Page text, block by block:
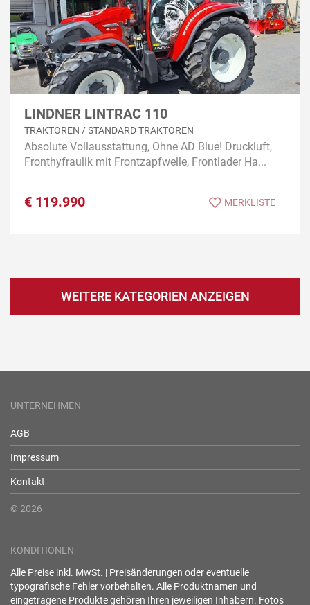
LINDNER LINTRAC 110
TRAKTOREN / STANDARD TRAKTOREN
Absolute Vollausstattung, Ohne AD Blue! Druckluft,
Fronthyfraulik mit Frontzapfwelle, Frontlader Ha...
€ 119.990 MERKLISTE
WEITERE KATEGORIEN ANZEIGEN
UNTERNEHMEN
AGB
Impressum
Kontakt
© 2026
KONDITIONEN
Alle Preise inkl. MwSt. | Preisänderungen oder eventuelle
typografische Fehler vorbehalten. Alle Produktnamen und
eingetragene Produkte gehören Ihren jeweiligen Inhabern. Fotos